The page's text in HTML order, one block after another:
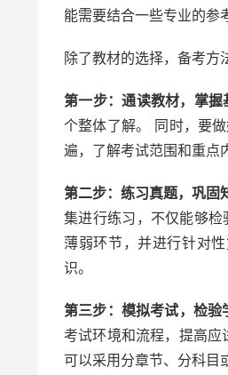
能需要结合一些专业的参
除了教材的选择，备考方
第一步：通读教材，掌握
个整体了解。 同时，要
遍，了解考试范围和重点
第二步：练习真题，巩固
集进行练习，不仅能够
薄弱环节，并进行针对
识。
第三步：模拟考试，检验
考试环境和流程，提高
可以采用分章节、分科目